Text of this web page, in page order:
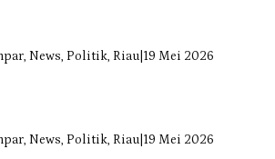
News, Politik, Riau 19 Mei 2026
News, Politik, Riau 19 Mei 2026